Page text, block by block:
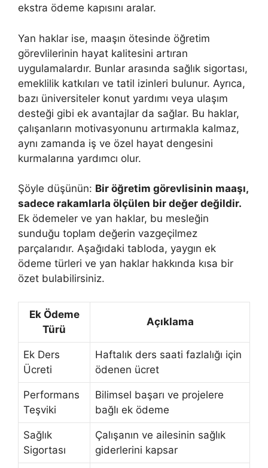
ekstra ödeme kapısını aralar.
Yan haklar ise, maaşın ötesinde öğretim
görevlilerinin hayat kalitesini artıran
uygulamalardır. Bunlar arasında sağlık sigortası,
emeklilik katkıları ve tatil izinleri bulunur. Ayrıca,
bazı üniversiteler konut yardımı veya ulaşım
desteği gibi ek avantajlar da sağlar. Bu haklar,
çalışanların motivasyonunu artırmakla kalmaz,
aynı zamanda iş ve özel hayat dengesini
kurmalarına yardımcı olur.
Şöyle düşünün: Bir öğretim görevlisinin maaşı,
sadece rakamlarla ölçülen bir değer değildir.
Ek ödemeler ve yan haklar, bu mesleğin
sunduğu toplam değerin vazgeçilmez
parçalarıdır. Aşağıdaki tabloda, yaygın ek
ödeme türleri ve yan haklar hakkında kısa bir
özet bulabilirsiniz.
Ek Ödeme
Türü
Açıklama
Ek Ders
Ücreti
Haftalık ders saati fazlalığı için
ödenen ücret
Performans
Teşviki
Bilimsel başarı ve projelere
bağlı ek ödeme
Sağlık
Sigortası
Çalışanın ve ailesinin sağlık
giderlerini kapsar